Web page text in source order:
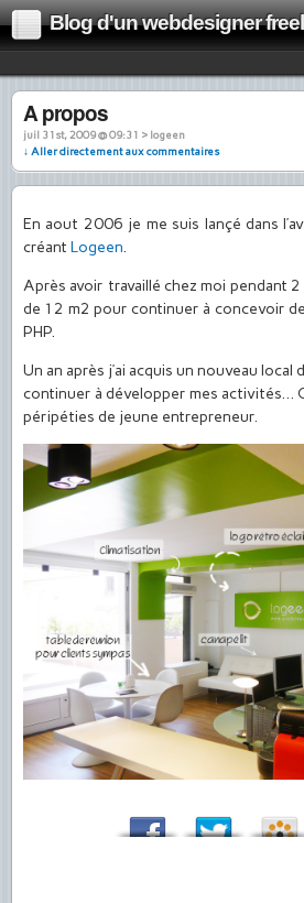
Blog d'un webdesigner
A propos
juil 31st, 2009 @ 09:31 › logeen
↓ Aller directement aux commentaires
En aout 2006 je me suis lançé dans
créant Logeen.
Après avoir travaillé chez moi pendant 2
de 12 m2 pour continuer à concevoir
PHP.
Un an après j’ai acquis un nouveau local
continuer à développer mes activités…
péripéties de jeune entrepreneur.